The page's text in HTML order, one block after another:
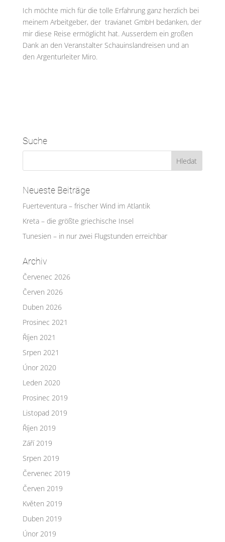
Ich möchte mich für die tolle Erfahrung ganz herzlich bei
meinem Arbeitgeber, der travianet GmbH bedanken, der
mir diese Reise ermöglicht hat. Ausserdem ein großen
Dank an den Veranstalter Schauinslandreisen und an
den Argenturleiter Miro.
Suche
Neueste Beiträge
Fuerteventura – frischer Wind im Atlantik
Kreta – die größte griechische Insel
Tunesien – in nur zwei Flugstunden erreichbar
Archiv
Červenec 2026
Červen 2026
Duben 2026
Prosinec 2021
Říjen 2021
Srpen 2021
Únor 2020
Leden 2020
Prosinec 2019
Listopad 2019
Říjen 2019
Září 2019
Srpen 2019
Červenec 2019
Červen 2019
Květen 2019
Duben 2019
Únor 2019